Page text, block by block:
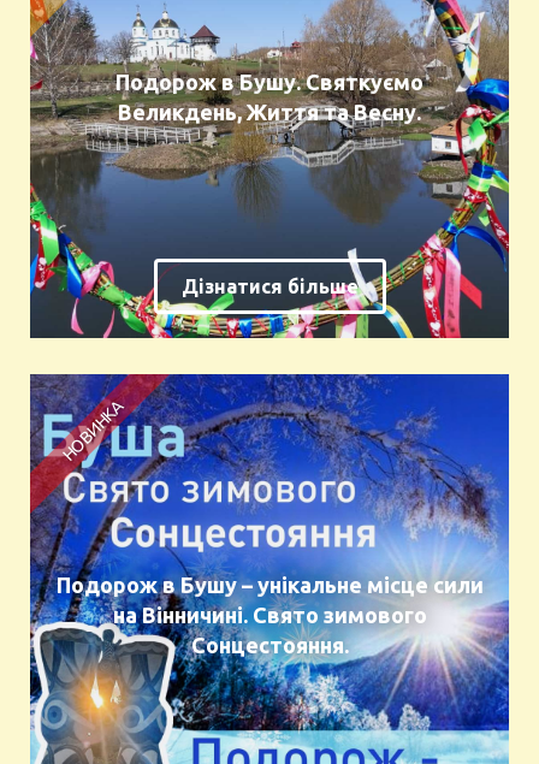
Подорож в Бушу. Святкуємо
Великдень, Життя та Весну.
Дізнатися більше
Подорож в Бушу – унікальне місце сили
на Вінничині. Свято зимового
Сонцестояння.